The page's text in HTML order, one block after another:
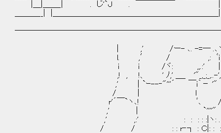
|＿|＿＿_| . じ'`Ｊ . ￣￣￣￣￣ |:::::| iﾆ
｜ ,' /ー- ､. -=― .､
l. ,′ / ,: ﾞｉ
i ｉ /ヾ: ,,.:' ｜
,! , !、 ' ﾉ,' ＿_ '"_,_;_,..-',
,' ｜`ｰ--‐"'''´ ￣i｀－ '"
/ | l ,!
r'´￣`ヽ､! ﾞ､
,' ｜ `''''" :
,' ,:' : : : : :|ヽ: . . . :
/ / : : r‐┐ : Ｃ|: : : : . . .